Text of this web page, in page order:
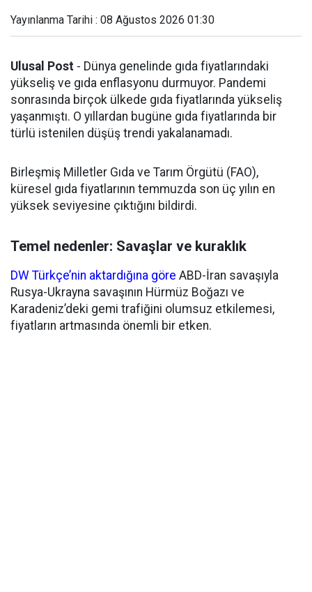
Yayınlanma Tarihi : 08 Ağustos 2026 01:30
Ulusal Post - Dünya genelinde gıda fiyatlarındaki
yükseliş ve gıda enflasyonu durmuyor. Pandemi
sonrasında birçok ülkede gıda fiyatlarında yükseliş
yaşanmıştı. O yıllardan bugüne gıda fiyatlarında bir
türlü istenilen düşüş trendi yakalanamadı.
Birleşmiş Milletler Gıda ve Tarım Örgütü (FAO),
küresel gıda fiyatlarının temmuzda son üç yılın en
yüksek seviyesine çıktığını bildirdi.
Temel nedenler: Savaşlar ve kuraklık
DW Türkçe’nin aktardığına göre ABD-İran savaşıyla
Rusya-Ukrayna savaşının Hürmüz Boğazı ve
Karadeniz’deki gemi trafiğini olumsuz etkilemesi,
fiyatların artmasında önemli bir etken.